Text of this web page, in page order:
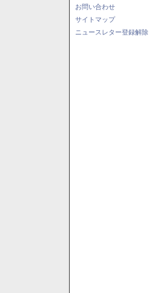
お問い合わせ
サイトマップ
ニュースレター登録解除